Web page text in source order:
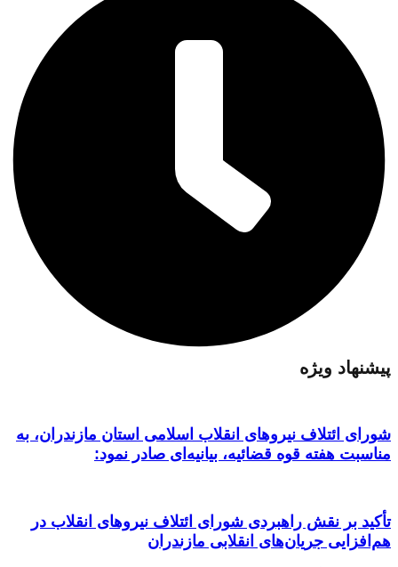
پیشنهاد ویژه
شورای ائتلاف نیروهای انقلاب اسلامی استان مازندران، به
مناسبت هفته قوه قضائیه، بیانیه‌ای صادر نمود:
تأکید بر نقش راهبردی شورای ائتلاف نیروهای انقلاب در
هم‌افزایی جریان‌های انقلابی مازندران